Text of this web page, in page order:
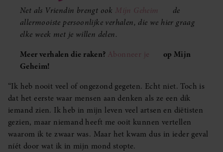
Net als Vriendin brengt ook Mijn Geheim
de
allermooiste persoonlijke verhalen, die we hier graag
elke week met je willen delen.
Meer verhalen die raken? Abonneer je
op Mijn
Geheim!
“Ik heb nooit veel of ongezond gegeten. Echt niet. Toch is
dat het eerste waar mensen aan denken als ze een dik
iemand zien. Ik heb in mijn leven veel artsen en diëtisten
gezien, maar niemand heeft me ooit kunnen vertellen
waarom ik te zwaar was. Maar het kwam dus in ieder geval
níét door wat ik in mijn mond stopte.